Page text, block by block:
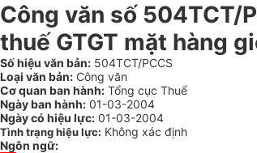
Công văn số 504TCT/
thuế GTGT mặt hàng
Số hiệu văn bản: 504TCT/PCCS
Loại văn bản: Công văn
Cơ quan ban hành: Tổng cục Thuế
Ngày ban hành: 01-03-2004
Ngày có hiệu lực: 01-03-2004
Tình trạng hiệu lực: Không xác định
Ngôn ngữ: